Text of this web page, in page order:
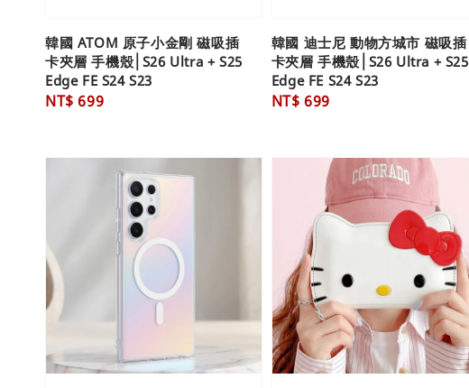
韓國 ATOM 原子小金剛 磁吸插
卡夾層 手機殼│S26 Ultra + S25
Edge FE S24 S23
Regular
NT$ 699
韓國 迪士尼 動物方城市 磁吸插
卡夾層 手機殼│S26 Ultra + S25
Edge FE S24 S23
Regular
NT$ 699